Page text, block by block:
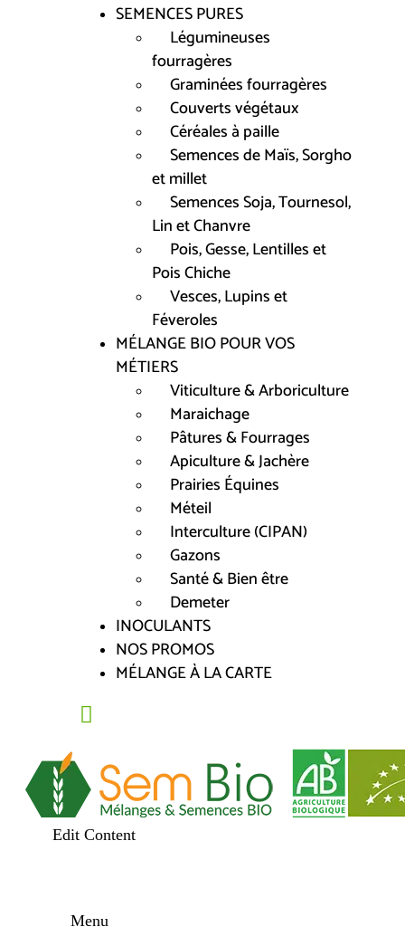
SEMENCES PURES
Légumineuses
fourragères
Graminées fourragères
Couverts végétaux
Céréales à paille
Semences de Maïs, Sorgho
et millet
Semences Soja, Tournesol,
Lin et Chanvre
Pois, Gesse, Lentilles et
Pois Chiche
Vesces, Lupins et
Féveroles
MÉLANGE BIO POUR VOS
MÉTIERS
Viticulture & Arboriculture
Maraichage
Pâtures & Fourrages
Apiculture & Jachère
Prairies Équines
Méteil
Interculture (CIPAN)
Gazons
Santé & Bien être
Demeter
INOCULANTS
NOS PROMOS
MÉLANGE À LA CARTE
Edit Content
Menu